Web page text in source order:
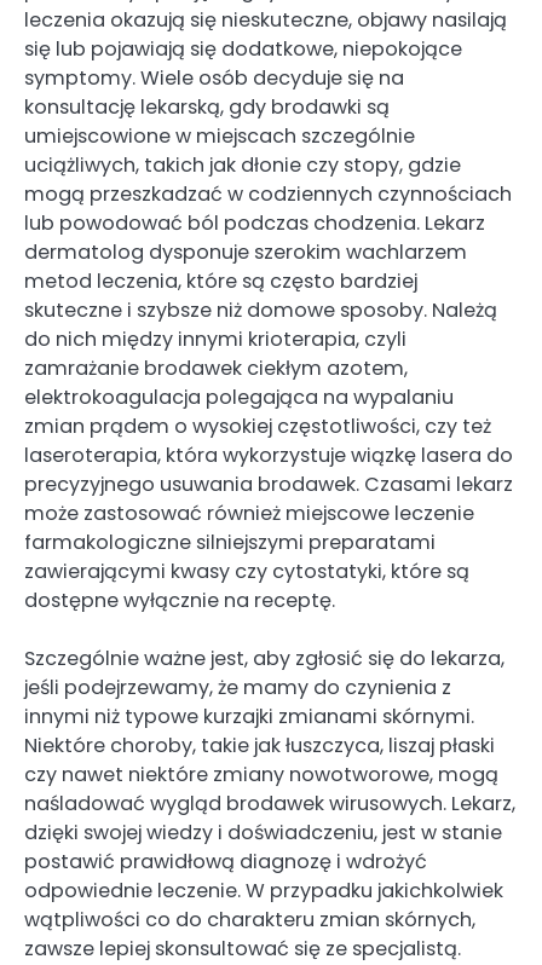
leczenia okazują się nieskuteczne, objawy nasilają
się lub pojawiają się dodatkowe, niepokojące
symptomy. Wiele osób decyduje się na
konsultację lekarską, gdy brodawki są
umiejscowione w miejscach szczególnie
uciążliwych, takich jak dłonie czy stopy, gdzie
mogą przeszkadzać w codziennych czynnościach
lub powodować ból podczas chodzenia. Lekarz
dermatolog dysponuje szerokim wachlarzem
metod leczenia, które są często bardziej
skuteczne i szybsze niż domowe sposoby. Należą
do nich między innymi krioterapia, czyli
zamrażanie brodawek ciekłym azotem,
elektrokoagulacja polegająca na wypalaniu
zmian prądem o wysokiej częstotliwości, czy też
laseroterapia, która wykorzystuje wiązkę lasera do
precyzyjnego usuwania brodawek. Czasami lekarz
może zastosować również miejscowe leczenie
farmakologiczne silniejszymi preparatami
zawierającymi kwasy czy cytostatyki, które są
dostępne wyłącznie na receptę.
Szczególnie ważne jest, aby zgłosić się do lekarza,
jeśli podejrzewamy, że mamy do czynienia z
innymi niż typowe kurzajki zmianami skórnymi.
Niektóre choroby, takie jak łuszczyca, liszaj płaski
czy nawet niektóre zmiany nowotworowe, mogą
naśladować wygląd brodawek wirusowych. Lekarz,
dzięki swojej wiedzy i doświadczeniu, jest w stanie
postawić prawidłową diagnozę i wdrożyć
odpowiednie leczenie. W przypadku jakichkolwiek
wątpliwości co do charakteru zmian skórnych,
zawsze lepiej skonsultować się ze specjalistą.